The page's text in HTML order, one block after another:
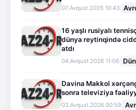
07.Avqust.2026 10:43
16 yaşlı rusiyalı
dünya reytinqində
atdı
04.Avqust.2026 11:06
Davina Makkol
sonra televiziya
03.Avqust.2026 00:59